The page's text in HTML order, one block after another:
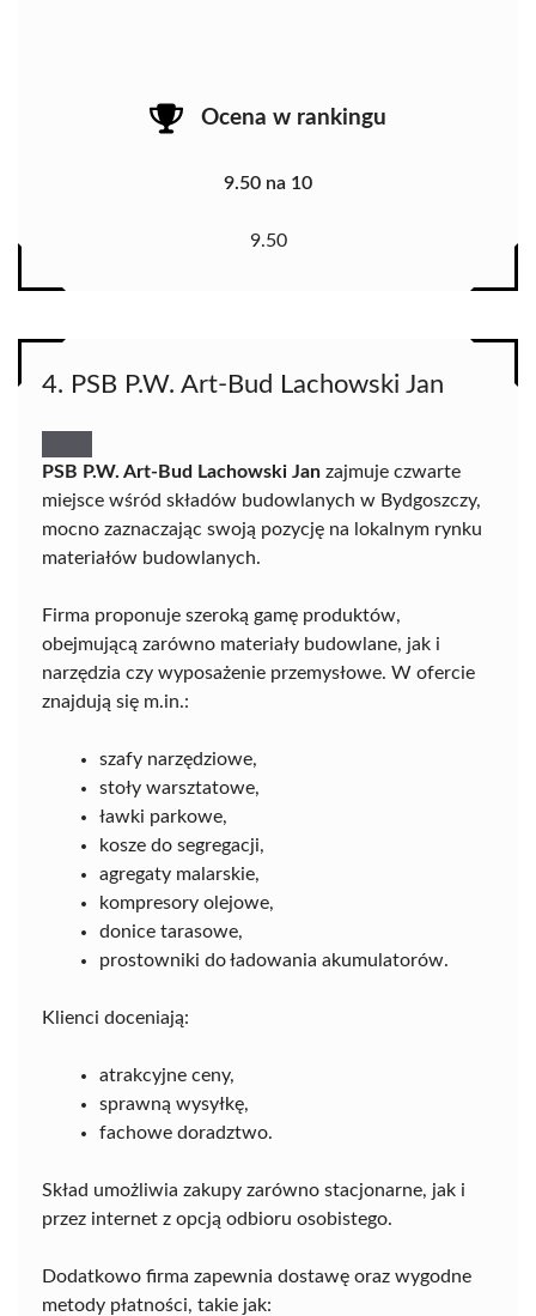
Ocena w rankingu
9.50 na 10
9.50
4. PSB P.W. Art-Bud Lachowski Jan
PSB P.W. Art-Bud Lachowski Jan zajmuje czwarte
miejsce wśród składów budowlanych w Bydgoszczy,
mocno zaznaczając swoją pozycję na lokalnym rynku
materiałów budowlanych.
Firma proponuje szeroką gamę produktów,
obejmującą zarówno materiały budowlane, jak i
narzędzia czy wyposażenie przemysłowe. W ofercie
znajdują się m.in.:
szafy narzędziowe,
stoły warsztatowe,
ławki parkowe,
kosze do segregacji,
agregaty malarskie,
kompresory olejowe,
donice tarasowe,
prostowniki do ładowania akumulatorów.
Klienci doceniają:
atrakcyjne ceny,
sprawną wysyłkę,
fachowe doradztwo.
Skład umożliwia zakupy zarówno stacjonarne, jak i
przez internet z opcją odbioru osobistego.
Dodatkowo firma zapewnia dostawę oraz wygodne
metody płatności, takie jak: